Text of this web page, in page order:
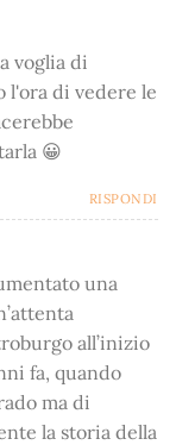
voglia di
l'ora di vedere le
😀
RISPONDI
una
all’inizio
fa, quando
ma di
la storia della